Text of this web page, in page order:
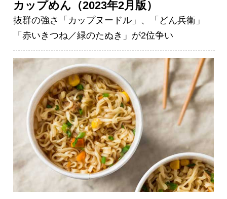
カップめん（2023年2月版）
抜群の強さ「カップヌードル」、「どん兵衛」
「赤いきつね／緑のたぬき」が2位争い